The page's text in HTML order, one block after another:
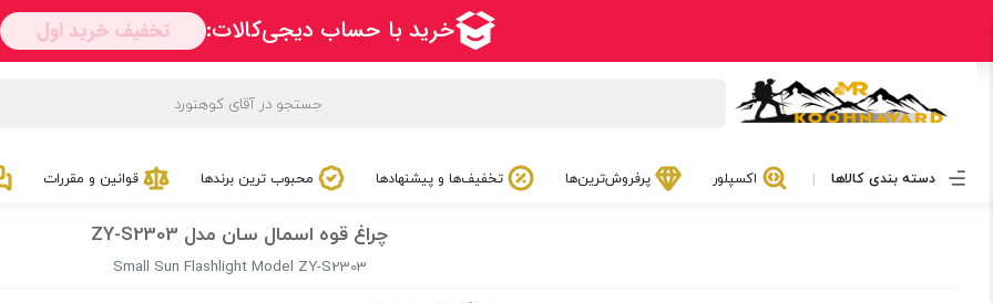
دسته بندی کالاها اکسپلور پرفروش‌ترین‌ها تخفیف‌ها و پیشنهادها محبوب ترین برندها قوانین و مقررات
چراغ قوه اسمال سان مدل ZY-S2303
Small Sun Flashlight Model ZY-S2303